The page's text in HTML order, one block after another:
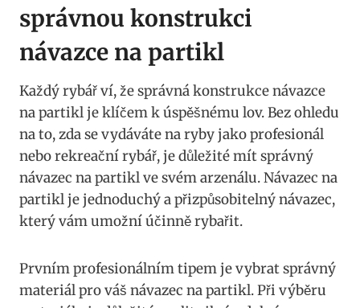
správnou konstrukci
návazce na partikl
Každý rybář ví, že správná ⁤konstrukce návazce
na partikl je klíčem k úspěšnému lov. Bez ohledu
na to, zda‍ se​ vydáváte na ryby jako profesionál
nebo rekreační rybář, je‍ důležité mít správný
návazec na partikl ve svém arzenálu. Návazec na
partikl ‌je jednoduchý a přizpůsobitelný návazec,
který vám umožní účinně rybařit.
Prvním profesionálním ⁣tipem je vybrat správný
materiál pro váš návazec na partikl.‍ Při výběru